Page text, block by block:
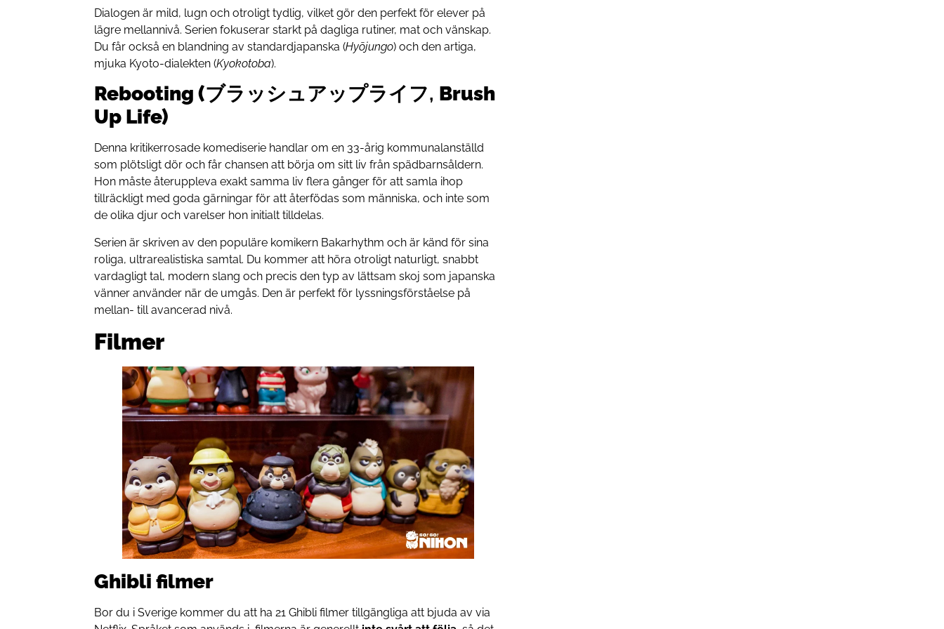
Dialogen är mild, lugn och otroligt tydlig, vilket gör den perfekt för elever på
lägre mellannivå. Serien fokuserar starkt på dagliga rutiner, mat och vänskap.
Du får också en blandning av standardjapanska (Hyōjungo) och den artiga,
mjuka Kyoto-dialekten (Kyokotoba).
Rebooting (ブラッシュアップライフ, Brush
Up Life)
Denna kritikerrosade komediserie handlar om en 33-årig kommunalanställd
som plötsligt dör och får chansen att börja om sitt liv från spädbarnsåldern.
Hon måste återuppleva exakt samma liv flera gånger för att samla ihop
tillräckligt med goda gärningar för att återfödas som människa, och inte som
de olika djur och varelser hon initialt tilldelas.
Serien är skriven av den populäre komikern Bakarhythm och är känd för sina
roliga, ultrarealistiska samtal. Du kommer att höra otroligt naturligt, snabbt
vardagligt tal, modern slang och precis den typ av lättsam skoj som japanska
vänner använder när de umgås. Den är perfekt för lyssningsförståelse på
mellan- till avancerad nivå.
Filmer
Ghibli filmer
Bor du i Sverige kommer du att ha 21 Ghibli filmer tillgängliga att bjuda av via